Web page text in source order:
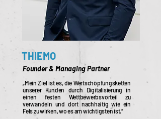
THIEMO
Founder & Managing Partner
„Mein Ziel ist es, die Wertschöpfungsketten
unserer Kunden durch Digitalisierung in
einen festen Wettbewerbsvorteil zu
verwandeln und dort nachhaltig wie ein
Fels zu wirken, wo es am wichtigsten ist.“